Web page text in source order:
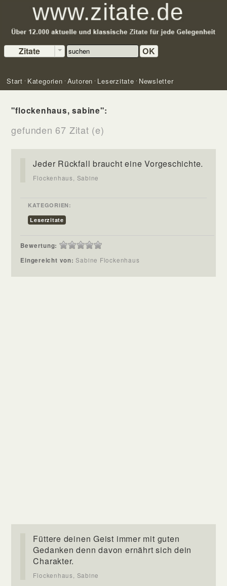
Zitate OK
Start Kategorien Autoren Leserzitate Newsletter
"flockenhaus, sabine":
gefunden 67 Zitat (e)
Jeder Rückfall braucht eine Vorgeschichte.
Flockenhaus, Sabine
KATEGORIEN:
Leserzitate
Bewertung:
Eingereicht von:Sabine Flockenhaus
Füttere deinen Geist immer mit guten
Gedanken denn davon ernährt sich dein
Charakter.
Flockenhaus, Sabine